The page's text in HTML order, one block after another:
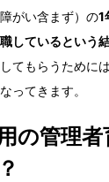
がい含まず）の1
しているという
てもらうために
ってきます。
の管理